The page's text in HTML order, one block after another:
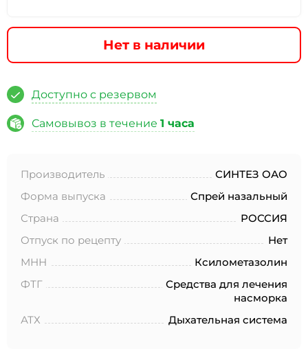
Нет в наличии
Доступно с резервом
Самовывоз в течение 1 часа
Производитель
СИНТЕЗ ОАО
Форма выпуска
Спрей назальный
Страна
РОССИЯ
Отпуск по рецепту
Нет
МНН
Ксилометазолин
ФТГ
Средства для лечения
насморка
АТХ
Дыхательная система
* Нажимая кнопку «Отправить отзыв», я даю свое
согласие на обработку моих персональных данных, в
соответствии с Федеральным законом от 27.07.2006 года
№152-ФЗ «О персональных данных», на условиях и для
целей, определенных в Согласии на обработку
персональных данных *